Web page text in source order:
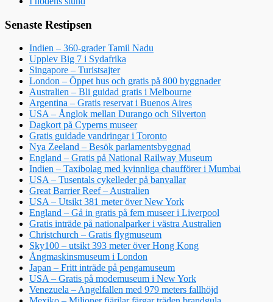
Senaste Restipsen
Indien – 360-grader Tamil Nadu
Upplev Big 7 i Sydafrika
Singapore – Turistsajter
London – Öppet hus och gratis på 800 byggnader
Australien – Bli guidad gratis i Melbourne
Argentina – Gratis reservat i Buenos Aires
USA – Ånglok mellan Durango och Silverton
Dagkort på Cyperns museer
Gratis guidade vandringar i Toronto
Nya Zeeland – Besök parlamentsbyggnad
England – Gratis på National Railway Museum
Indien – Taxibolag med kvinnliga chaufförer i Mumbai
USA – Tusentals cykelleder på banvallar
Great Barrier Reef – Australien
USA – Utsikt 381 meter över New York
England – Gå in gratis på fem museer i Liverpool
Gratis inträde på nationalparker i västra Australien
Christchurch – Gratis flygmuseum
Sky100 – utsikt 393 meter över Hong Kong
Ångmaskinsmuseum i London
Japan – Fritt inträde på pengamuseum
USA – Gratis på modemuseum i New York
Venezuela – Angelfallen med 979 meters fallhöjd